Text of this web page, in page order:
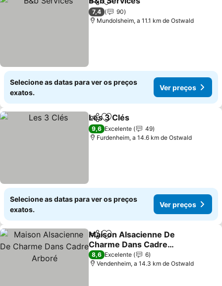
PartilharAdicionar aos favoritos
7,4
90
Mundolsheim, a 11.1 km de Ostwald
Selecione as datas para ver os preços
exatos.
Ver preços
PartilharAdicionar aos favoritos
Les 3 Clés
9,6 Excelente
49
Furdenheim, a 14.6 km de Ostwald
Selecione as datas para ver os preços
exatos.
Ver preços
PartilharAdicionar aos favoritos
Maison Alsacienne De
Charme Dans Cadre
Arboré
8,6 Excelente
6
Vendenheim, a 14.3 km de Ostwald